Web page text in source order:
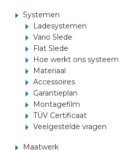
CONTACT
VOERTUIG INRICHTEN
NL
Systemen
Ladesystemen
Vario Slede
Flat Slede
Hoe werkt ons systeem
Materiaal
Accessoires
Garantieplan
Montagefilm
TÜV Certificaat
Veelgestelde vragen
Maatwerk